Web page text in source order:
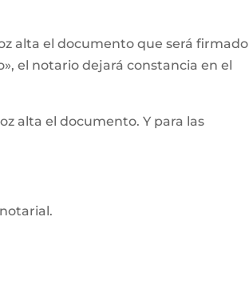
alta el documento que será firmado
el notario dejará constancia en el
alta el documento. Y para las